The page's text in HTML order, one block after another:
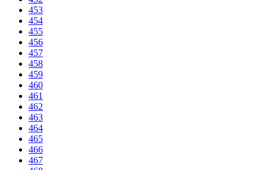
453
454
455
456
457
458
459
460
461
462
463
464
465
466
467